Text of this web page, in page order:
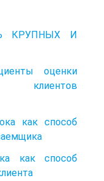
КРУПНЫХ И
оценки
клиентов
как способ
как способ